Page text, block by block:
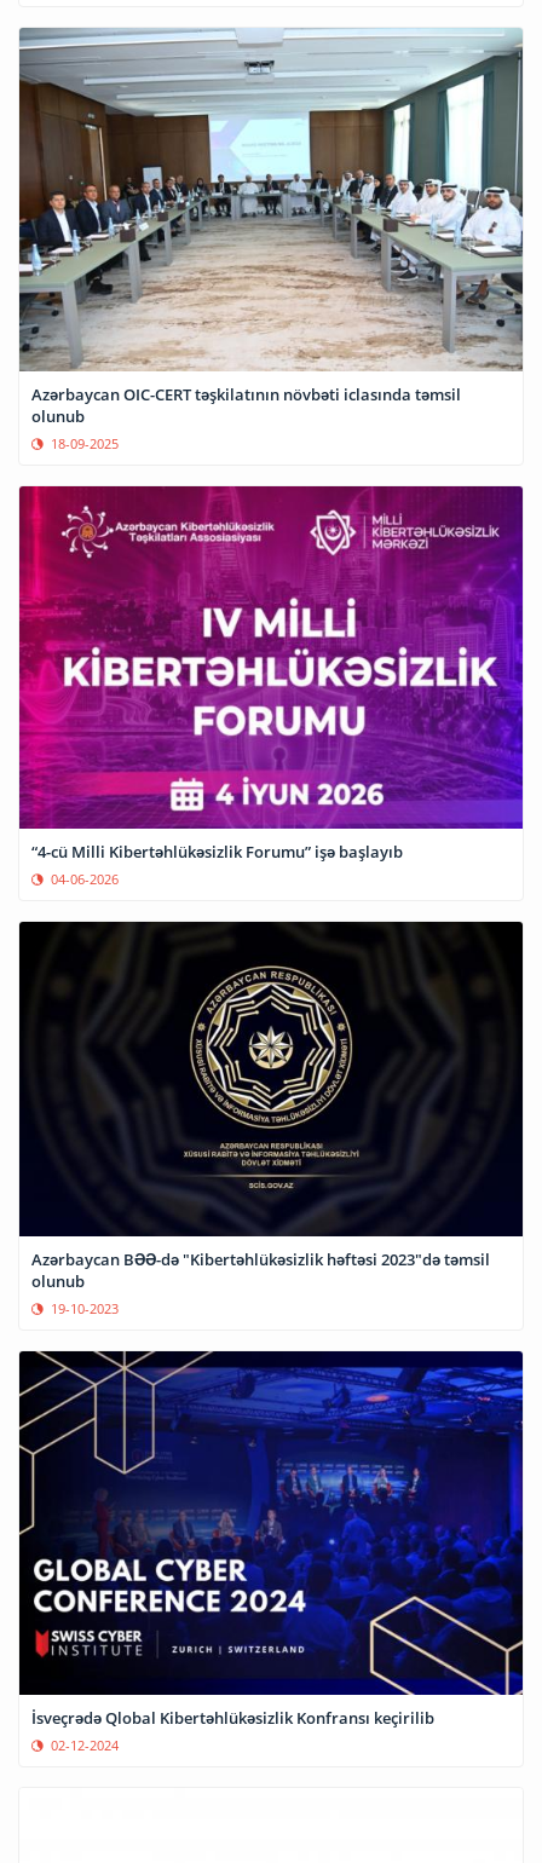
Azərbaycan OIC-CERT təşkilatının növbəti iclasında təmsil
olunub
18-09-2025
“4-cü Milli Kibertəhlükəsizlik Forumu” işə başlayıb
04-06-2026
Azərbaycan BƏƏ-də "Kibertəhlükəsizlik həftəsi 2023"də təmsil
olunub
19-10-2023
İsveçrədə Qlobal Kibertəhlükəsizlik Konfransı keçirilib
02-12-2024